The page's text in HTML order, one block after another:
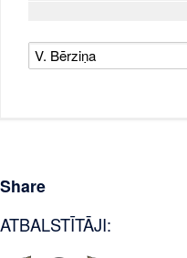
Share
ATBALSTĪTĀJI: